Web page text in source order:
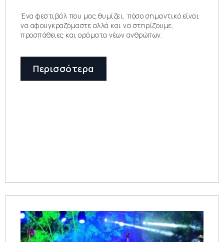
Ένα φεστιβάλ που μας θυμίζει, πόσο σημαντικό είναι
να αφουγκραζόμαστε αλλά και να στηρίζουμε,
προσπάθειες και οράματα νέων ανθρώπων.
Περισσότερα